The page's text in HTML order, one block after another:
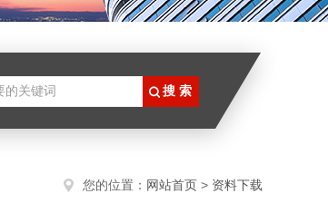
您的位置： 网站首页 > 资料下载